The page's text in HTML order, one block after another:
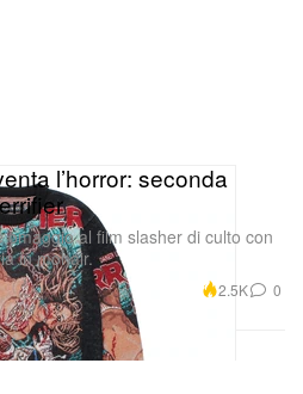
l’horror: seconda
omaggio al film slasher di culto con
in mohair.
2.5K 0